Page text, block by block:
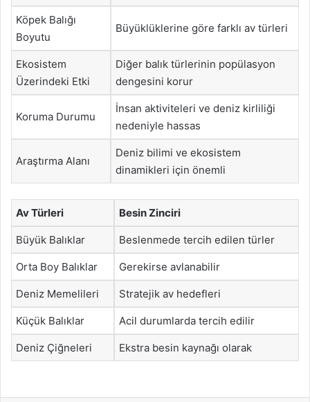
Köpek Balığı
Boyutu
Büyüklüklerine göre farklı av türleri
Ekosistem
Üzerindeki Etki
Diğer balık türlerinin popülasyon
dengesini korur
Koruma Durumu
İnsan aktiviteleri ve deniz kirliliği
nedeniyle hassas
Araştırma Alanı
Deniz bilimi ve ekosistem
dinamikleri için önemli
Av Türleri Besin Zinciri
Büyük Balıklar Beslenmede tercih edilen türler
Orta Boy Balıklar Gerekirse avlanabilir
Deniz Memelileri Stratejik av hedefleri
Küçük Balıklar Acil durumlarda tercih edilir
Deniz Çiğneleri Ekstra besin kaynağı olarak